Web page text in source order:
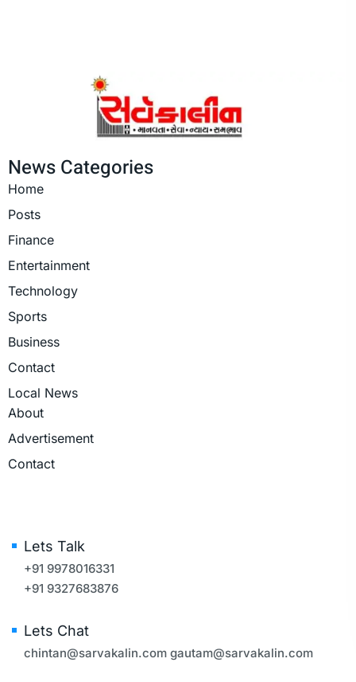
News Categories
Home
Posts
Finance
Entertainment
Technology
Sports
Business
Contact
Local News
About
Advertisement
Contact
Lets Talk
+91 9978016331
+91 9327683876
Lets Chat
chintan@sarvakalin.com gautam@sarvakalin.com